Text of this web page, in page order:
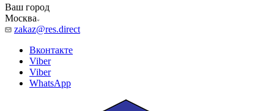
Ваш город
Москва
zakaz@res.direct
Вконтакте
Viber
Viber
WhatsApp